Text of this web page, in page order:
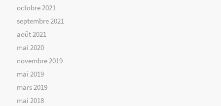
octobre 2021
septembre 2021
août 2021
mai 2020
novembre 2019
mai 2019
mars 2019
mai 2018